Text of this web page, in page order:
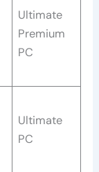
Ultimate
Premium
PC
Ultimate
PC